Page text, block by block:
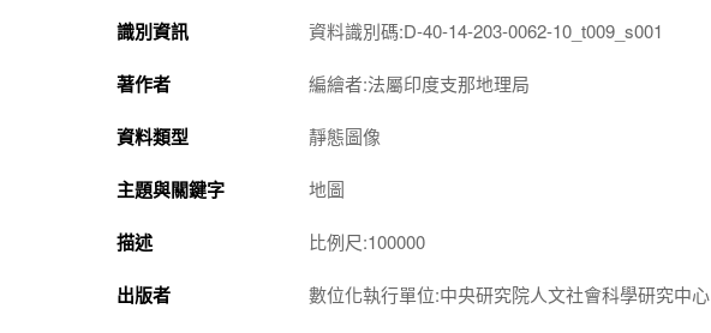
識別資訊 資料識別碼:D-40-14-203-0062-10_t009_s001
著作者 編繪者:法屬印度支那地理局
資料類型 靜態圖像
主題與關鍵字 地圖
描述 比例尺:100000
出版者 數位化執行單位:中央研究院人文社會科學研究中心